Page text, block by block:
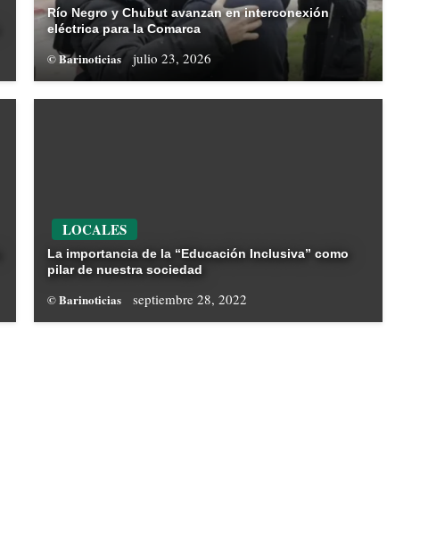
Río Negro y Chubut avanzan en interconexión
eléctrica para la Comarca
© Barinoticias julio 23, 2026
LOCALES
La importancia de la “Educación Inclusiva” como
pilar de nuestra sociedad
© Barinoticias septiembre 28, 2022